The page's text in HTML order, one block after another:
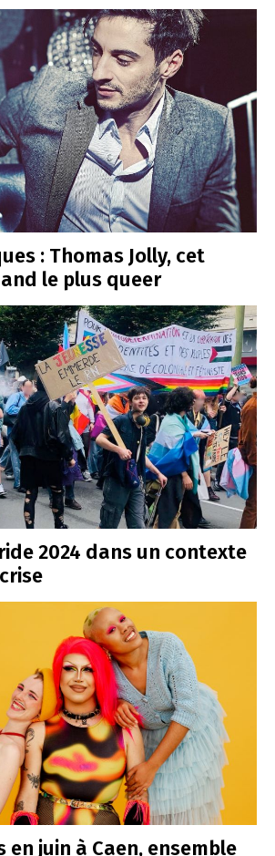
: Thomas Jolly, cet
le plus queer
2024 dans un contexte
en juin à Caen, ensemble